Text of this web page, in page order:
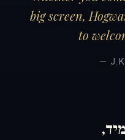
big screen,
to
—